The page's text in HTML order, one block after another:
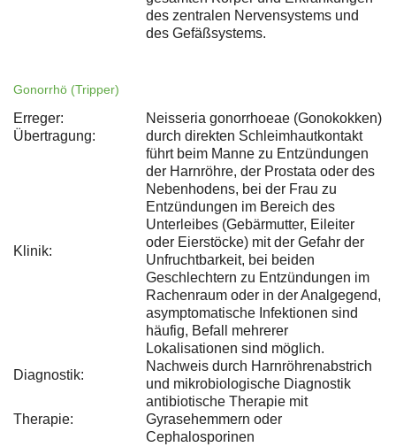
des zentralen Nervensystems und
des Gefäßsystems.
Gonorrhö (Tripper)
Erreger:
Neisseria gonorrhoeae (Gonokokken)
Übertragung:
durch direkten Schleimhautkontakt
Klinik:
führt beim Manne zu Entzündungen
der Harnröhre, der Prostata oder des
Nebenhodens, bei der Frau zu
Entzündungen im Bereich des
Unterleibes (Gebärmutter, Eileiter
oder Eierstöcke) mit der Gefahr der
Unfruchtbarkeit, bei beiden
Geschlechtern zu Entzündungen im
Rachenraum oder in der Analgegend,
asymptomatische Infektionen sind
häufig, Befall mehrerer
Lokalisationen sind möglich.
Diagnostik:
Nachweis durch Harnröhrenabstrich
und mikrobiologische Diagnostik
Therapie:
antibiotische Therapie mit
Gyrasehemmern oder
Cephalosporinen